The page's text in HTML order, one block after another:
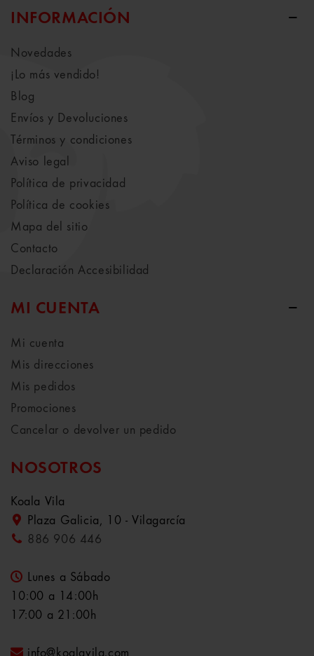
INFORMACIÓN
Novedades
¡Lo más vendido!
Blog
Envíos y Devoluciones
Términos y condiciones
Aviso legal
Política de privacidad
Política de cookies
Mapa del sitio
Contacto
Declaración Accesibilidad
MI CUENTA
Mi cuenta
Mis direcciones
Mis pedidos
Promociones
Cancelar o devolver un pedido
NOSOTROS
Koala Vila
Plaza Galicia, 10 - Vilagarcía
886 906 446
Lunes a Sábado
10:00 a 14:00h
17:00 a 21:00h
info@koalavila.com